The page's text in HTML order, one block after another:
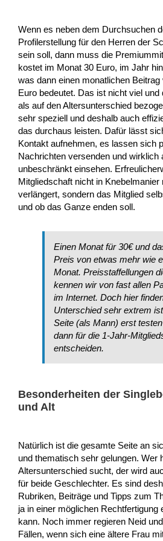
Wenn es neben dem Durchsuchen
Profilerstellung für den Herren der
sein soll, dann muss die
kostet im Monat 30 Euro, im Jahr
was dann einen monatlichen
Euro bedeutet. Das ist nicht viel
als auf den Altersunterschied
sehr speziell und deshalb auch
das durchaus leisten. Dafür lässt
Kontakt aufnehmen, es lassen sich
Nachrichten versenden und wirklich
unbeschränkt einsehen.
Mitgliedschaft nicht in Knebelmanier
verlängert, sondern das Mitglied
und ob das Ganze enden soll.
Einen Monat für 30€ und
Preis von etwas mehr wie
Monat. Preisstaffellungen
kennen wir von fast allen
im Internet. Doch hier
Unterschied sehr extrem
Seite (als Mann) erst
dann für die 1-Jahr-
entscheiden.
Besonderheiten der
und Alt
Natürlich ist die gesamte Seite an
und thematisch sehr gelungen. Wer
Altersunterschied sucht, der wird
für beide Geschlechter. Es sind
Rubriken, Beiträge und Tipps zum
ja in einer möglichen Rechtfertigung
kann. Noch immer regieren Neid
Fällen, wenn sich eine ältere Frau